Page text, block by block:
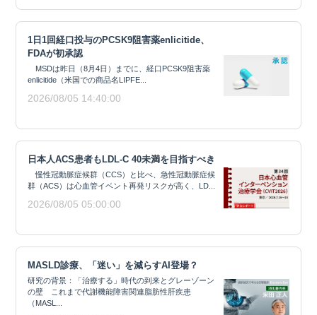
1日1回経口投与のPCSK9阻害薬enlicitide、
FDAが初承認
MSDは昨日（8月4日）までに、経口PCSK9阻害薬
enlicitide（米国での商品名LIPFE...
2026/08/05 14:40:00
日本人ACS患者もLDL-C 40未満を目指すべき
慢性冠動脈症候群（CCS）と比べ、急性冠動脈症候
群（ACS）は心血管イベント再発リスクが高く、LD...
2026/08/05 05:00:00
MASLD診療、「迷い」を減らすAI登場？
研究の背景：「治療する」時代の到来とグレーゾーン
の壁 これまで代謝機能障害関連脂肪性肝疾患
（MASL...